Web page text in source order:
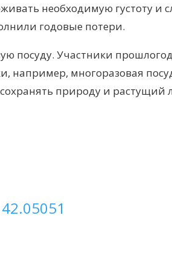
необходимую густоту и
годовые потери.
посуду. Участники
например, многоразовая
природу и растущий